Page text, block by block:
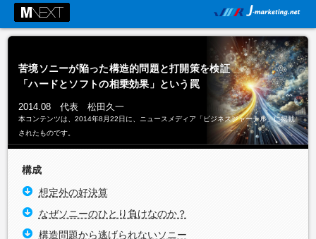
苦境ソニーが陥った構造的問題と打開策を検証
「ハードとソフトの相乗効果」という罠
2014.08 代表 松田久一
本コンテンツは、2014年8月22日に、ニュースメディア「ビジネスジャーナル」に掲載
されたものです。
構成
想定外の好決算
なぜソニーのひとり負けなのか？
構造問題から逃げられないソニー